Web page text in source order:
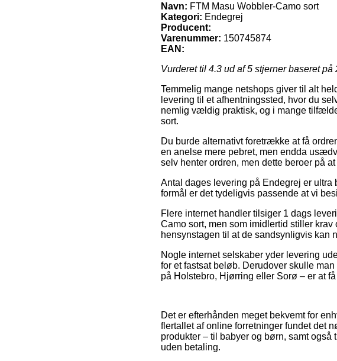
Navn: FTM Masu Wobbler-Camo sort
Kategori: Endegrej
Producent:
Varenummer: 150745874
EAN:
Vurderet til 4.3 ud af 5 stjerner baseret på
Temmelig mange netshops giver til alt
levering til et afhentningssted, hvor du
nemlig vældig praktisk, og i mange
sort.
Du burde alternativt foretrække at få
en anelse mere pebret, men endda
selv henter ordren, men dette beroer på
Antal dages levering på Endegrej er
formål er det tydeligvis passende at vi
Flere internet handler tilsiger 1 dags
Camo sort, men som imidlertid stiller
hensynstagen til at de sandsynligvis kan
Nogle internet selskaber yder levering
for et fastsat beløb. Derudover skulle
på Holstebro, Hjørring eller Sorø – er at
Det er efterhånden meget bekvemt for
flertallet af online forretninger fundet det
produkter – til babyer og børn, samt
uden betaling.